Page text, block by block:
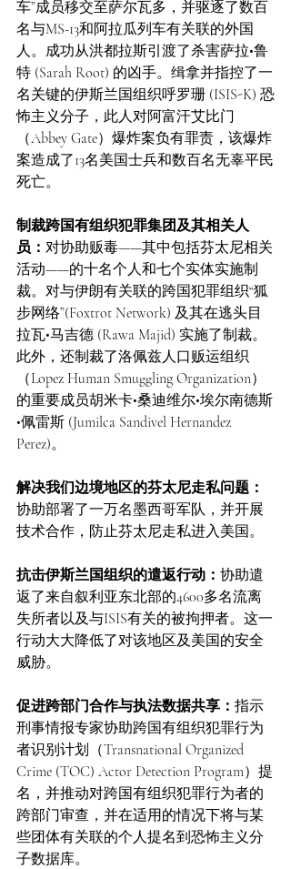
车”成员移交至萨尔瓦多，并驱逐了数百
名与MS-13和阿拉瓜列车有关联的外国
人。成功从洪都拉斯引渡了杀害萨拉•鲁
特 (Sarah Root) 的凶手。缉拿并指控了一
名关键的伊斯兰国组织呼罗珊 (ISIS-K) 恐
怖主义分子，此人对阿富汗艾比门
（Abbey Gate）爆炸案负有罪责，该爆炸
案造成了13名美国士兵和数百名无辜平民
死亡。
制裁跨国有组织犯罪集团及其相关人
员： 对协助贩毒——其中包括芬太尼相关
活动——的十名个人和七个实体实施制
裁。对与伊朗有关联的跨国犯罪组织“狐
步网络”(Foxtrot Network) 及其在逃头目
拉瓦•马吉德 (Rawa Majid) 实施了制裁。
此外，还制裁了洛佩兹人口贩运组织
（Lopez Human Smuggling Organization）
的重要成员胡米卡•桑迪维尔•埃尔南德斯
•佩雷斯 (Jumilca Sandivel Hernandez
Perez)。
解决我们边境地区的芬太尼走私问题：
协助部署了一万名墨西哥军队，并开展
技术合作，防止芬太尼走私进入美国。
抗击伊斯兰国组织的遣返行动： 协助遣
返了来自叙利亚东北部的4600多名流离
失所者以及与ISIS有关的被拘押者。这一
行动大大降低了对该地区及美国的安全
威胁。
促进跨部门合作与执法数据共享： 指示
刑事情报专家协助跨国有组织犯罪行为
者识别计划（Transnational Organized
Crime (TOC) Actor Detection Program）提
名，并推动对跨国有组织犯罪行为者的
跨部门审查，并在适用的情况下将与某
些团体有关联的个人提名到恐怖主义分
子数据库。